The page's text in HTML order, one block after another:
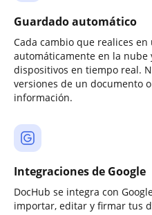
Guardado automático
Cada cambio que realices
automáticamente en la nube
dispositivos en tiempo real.
versiones de un documento
información.
Integraciones de Google
DocHub se integra con
importar, editar y firmar tus